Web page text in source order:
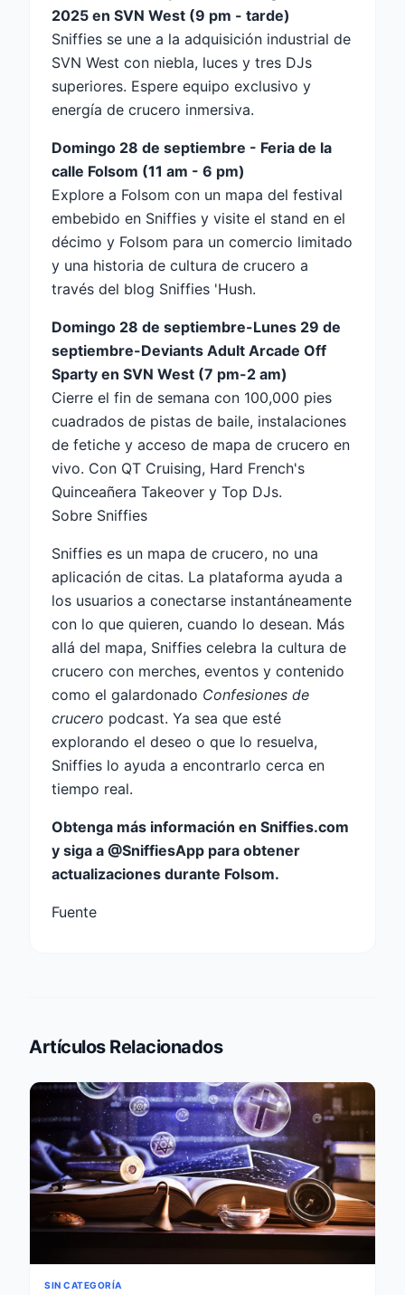
2025 en SVN West (9 pm - tarde)
Sniffies se une a la adquisición industrial de
SVN West con niebla, luces y tres DJs
superiores. Espere equipo exclusivo y
energía de crucero inmersiva.
Domingo 28 de septiembre - Feria de la
calle Folsom (11 am - 6 pm)
Explore a Folsom con un mapa del festival
embebido en Sniffies y visite el stand en el
décimo y Folsom para un comercio limitado
y una historia de cultura de crucero a
través del blog Sniffies 'Hush.
Domingo 28 de septiembre-Lunes 29 de
septiembre-Deviants Adult Arcade Off
Sparty en SVN West (7 pm-2 am)
Cierre el fin de semana con 100,000 pies
cuadrados de pistas de baile, instalaciones
de fetiche y acceso de mapa de crucero en
vivo. Con QT Cruising, Hard French's
Quinceañera Takeover y Top DJs.
Sobre Sniffies
Sniffies es un mapa de crucero, no una
aplicación de citas. La plataforma ayuda a
los usuarios a conectarse instantáneamente
con lo que quieren, cuando lo desean. Más
allá del mapa, Sniffies celebra la cultura de
crucero con merches, eventos y contenido
como el galardonado Confesiones de
crucero podcast. Ya sea que esté
explorando el deseo o que lo resuelva,
Sniffies lo ayuda a encontrarlo cerca en
tiempo real.
Obtenga más información en Sniffies.com
y siga a @SniffiesApp para obtener
actualizaciones durante Folsom.
Fuente
Artículos Relacionados
SIN CATEGORÍA